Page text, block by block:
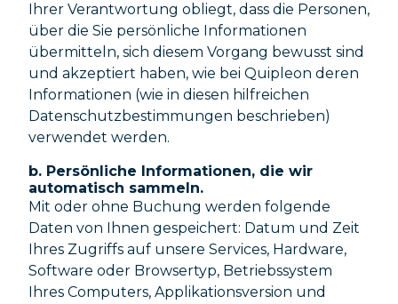
Ihrer Verantwortung obliegt, dass die Personen,
über die Sie persönliche Informationen
übermitteln, sich diesem Vorgang bewusst sind
und akzeptiert haben, wie bei Quipleon deren
Informationen (wie in diesen hilfreichen
Datenschutzbestimmungen beschrieben)
verwendet werden.
b. Persönliche Informationen, die wir
automatisch sammeln.
Mit oder ohne Buchung werden folgende
Daten von Ihnen gespeichert: Datum und Zeit
Ihres Zugriffs auf unsere Services, Hardware,
Software oder Browsertyp, Betriebssystem
Ihres Computers, Applikationsversion und